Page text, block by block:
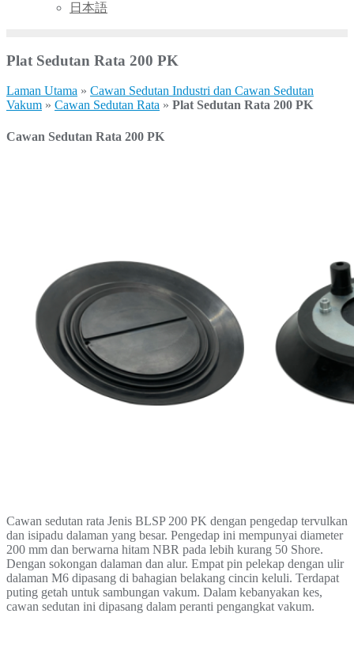
日本語
Plat Sedutan Rata 200 PK
Laman Utama » Cawan Sedutan Industri dan Cawan Sedutan
Vakum » Cawan Sedutan Rata » Plat Sedutan Rata 200 PK
Cawan Sedutan Rata 200 PK
Cawan sedutan rata Jenis BLSP 200 PK dengan pengedap tervulkan
dan isipadu dalaman yang besar. Pengedap ini mempunyai diameter
200 mm dan berwarna hitam NBR pada lebih kurang 50 Shore.
Dengan sokongan dalaman dan alur. Empat pin pelekap dengan ulir
dalaman M6 dipasang di bahagian belakang cincin keluli. Terdapat
puting getah untuk sambungan vakum. Dalam kebanyakan kes,
cawan sedutan ini dipasang dalam peranti pengangkat vakum.